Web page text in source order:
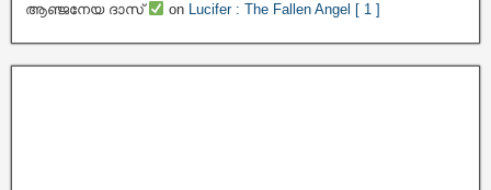
ആഞ്ജനേയ ദാസ്
on Lucifer : The Fallen Angel [ 1 ]